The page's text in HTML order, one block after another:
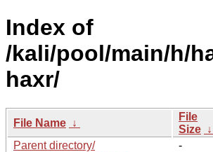
Index of
/kali/pool/main/h/
haxr/
File Name ↓
File
Size ↓
Parent directory/
-